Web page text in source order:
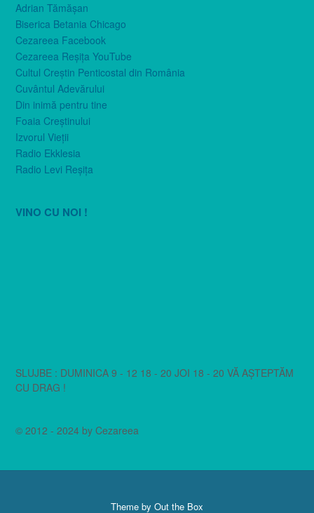
Adrian Tămăşan
Biserica Betania Chicago
Cezareea Facebook
Cezareea Reşiţa YouTube
Cultul Creştin Penticostal din România
Cuvântul Adevărului
Din inimă pentru tine
Foaia Creştinului
Izvorul Vieţii
Radio Ekklesia
Radio Levi Reşiţa
VINO CU NOI !
SLUJBE : DUMINICA 9 - 12 18 - 20 JOI 18 - 20 VĂ AȘTEPTĂM
CU DRAG !
© 2012 - 2024 by Cezareea
Theme by Out the Box